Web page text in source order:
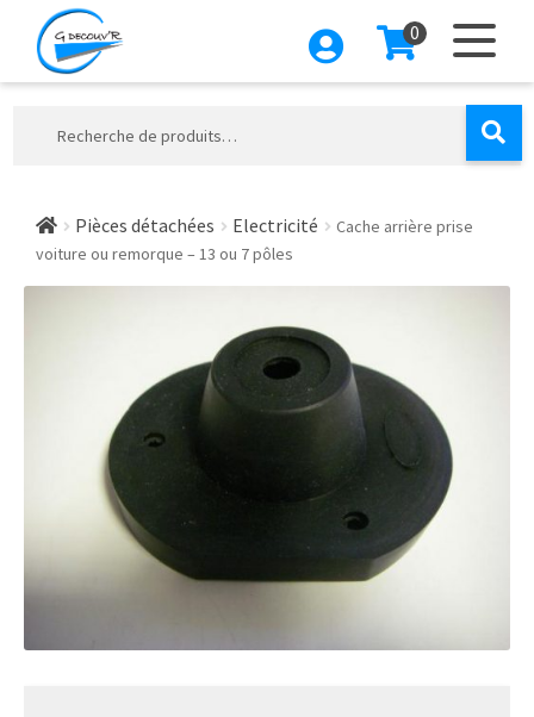
Aller
à
navigation
Aller
au
0
Pièces détachées Electricité
Cache arrière prise
voiture ou remorque – 13 ou 7 pôles